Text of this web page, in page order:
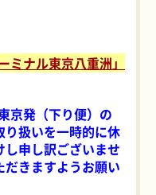
ナル東京八重洲」
京発（下り便）の
り扱いを一時的に休
申し訳ございませ
きますようお願い